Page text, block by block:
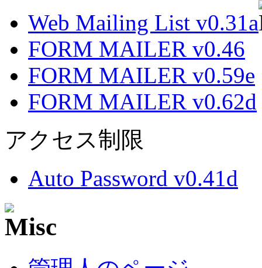
Web Mailing List v0.31a
FORM MAILER v0.46
FORM MAILER v0.59e
FORM MAILER v0.62d
アクセス制限
Auto Password v0.41d